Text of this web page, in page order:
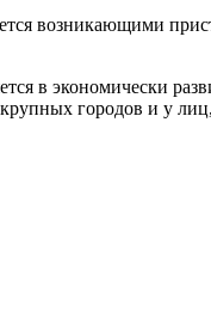
возникающими
в экономически
городов и у